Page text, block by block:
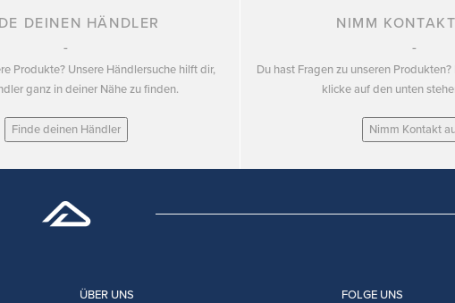
DEINEN HÄNDLER
Produkte? Unsere Händlersuche hilft dir,
ganz in deiner Nähe zu finden.
Finde deinen Händler
NIMM
Du hast Fragen zu unseren
klicke auf den unten
Nimm Kontakt
ÜBER UNS FOLGE UNS